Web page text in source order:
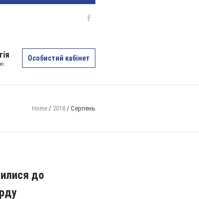
Особистий кабінет
Home / 2018 / Серпень
до